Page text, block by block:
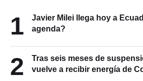
1
Javier Milei llega hoy a
agenda?
2
Tras seis meses de
vuelve a recibir energía de